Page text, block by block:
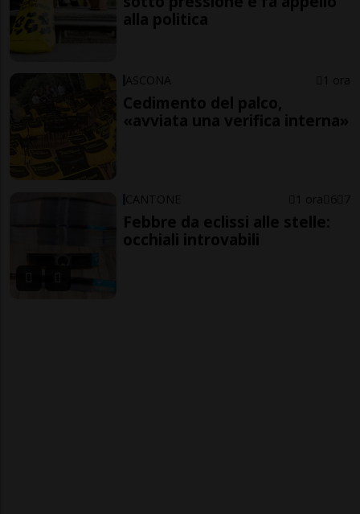
alla politica
ASCONA 1 ora
Cedimento del palco,
«avviata una verifica interna»
CANTONE 1 ora 6 7
Febbre da eclissi alle stelle:
occhiali introvabili